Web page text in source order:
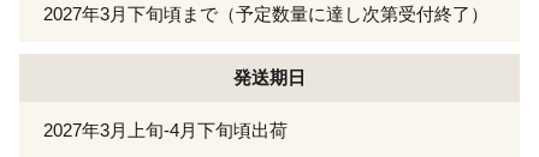
2027年3月下旬頃まで（予定数量に達し次第受付終了）
発送期日
2027年3月上旬-4月下旬頃出荷